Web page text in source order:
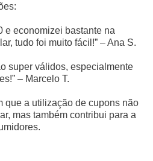
e economizei bastante na
tudo foi muito fácil!” – Ana S.
super válidos, especialmente
– Marcelo T.
que a utilização de cupons não
mas também contribui para a